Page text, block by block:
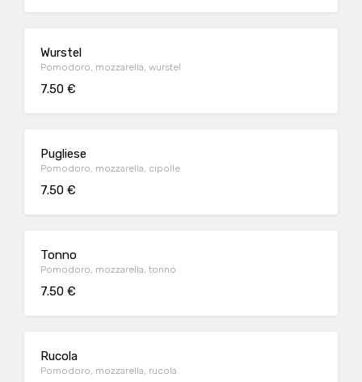
Wurstel
Pomodoro, mozzarella, wurstel
7.50 €
Pugliese
Pomodoro, mozzarella, cipolle
7.50 €
Tonno
Pomodoro, mozzarella, tonno
7.50 €
Rucola
Pomodoro, mozzarella, rucola